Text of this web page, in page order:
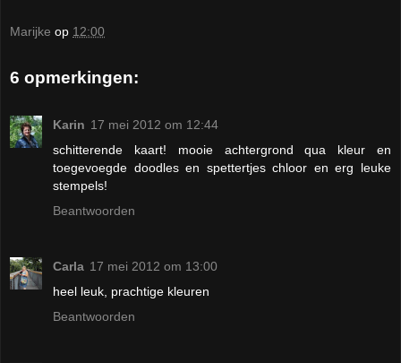
Marijke op 12:00
6 opmerkingen:
Karin 17 mei 2012 om 12:44
schitterende kaart! mooie achtergrond qua kleur en
toegevoegde doodles en spettertjes chloor en erg leuke
stempels!
Beantwoorden
Carla 17 mei 2012 om 13:00
heel leuk, prachtige kleuren
Beantwoorden